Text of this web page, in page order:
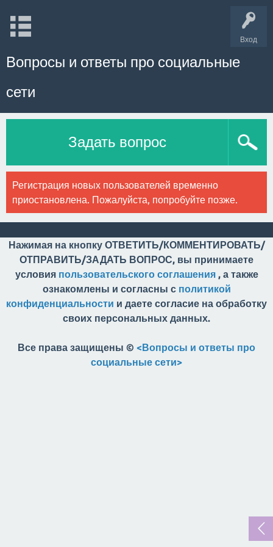
Вход
Вопросы и ответы про социальные
сети
Задать вопрос
Регистрация новых пользователей временно
приостановлена. Пожалуйста, попробуйте позже.
Нажимая на кнопку ОТВЕТИТЬ/КОММЕНТИРОВАТЬ/
ОТПРАВИТЬ/ЗАДАТЬ ВОПРОС, вы принимаете
условия пользовательского соглашения, а также
ознакомлены и согласны с политикой
конфиденциальности и даете согласие на обработку
своих персональных данных.
Все права защищены © <Вопросы и ответы про
социальные сети>